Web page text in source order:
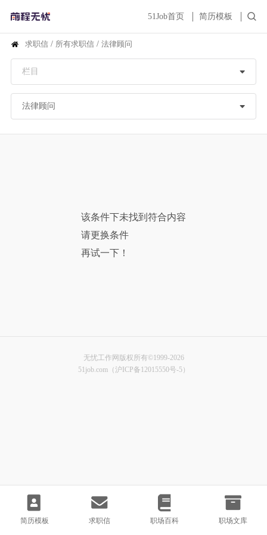
51Job首页 简历模板
简历模板 求职信 职场百科 职场文库
求职信 / 所有求职信 / 法律顾问
该条件下未找到符合内容
请更换条件
再试一下！
无忧工作网版权所有©1999-2026
51job.com（沪ICP备12015550号-5）